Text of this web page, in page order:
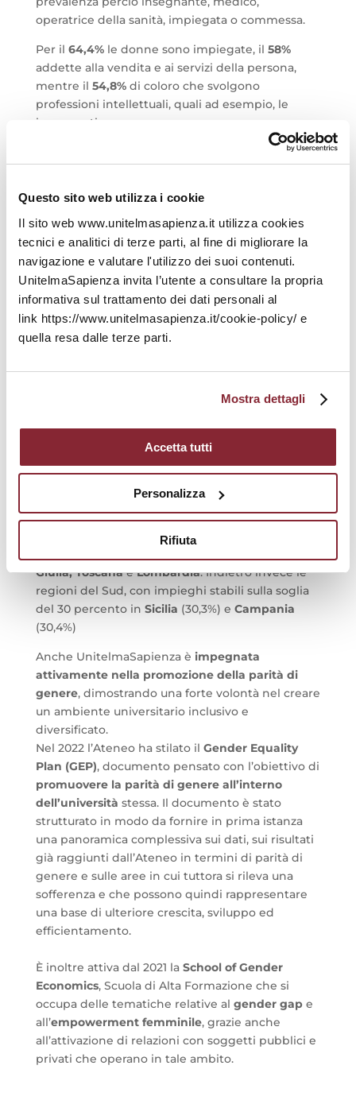
Questo sito web utilizza i cookie
Il sito web www.unitelmasapienza.it utilizza cookies
tecnici e analitici di terze parti, al fine di migliorare la
navigazione e valutare l'utilizzo dei suoi contenuti.
UnitelmaSapienza invita l’utente a consultare la propria
informativa sul trattamento dei dati personali al
link https://www.unitelmasapienza.it/cookie-policy/ e
quella resa dalle terze parti.
Mostra dettagli
Accetta tutti
Personalizza
Rifiuta
operatrice della sanità, impiegata o commessa.
Per il 64,4%le donne sono impiegate, il 58%
addette alla vendita e ai servizi della persona,
mentre il 54,8%di coloro che svolgono
professioni intellettuali, quali ad esempio, le
insegnanti.
essere un settore in calo del 2% rispetto al 2022;
indeterminato, mentre il14,5%ha un impiego
determinato(a fronte dell’11,7% lato maschile), e
il lavoro part-time è svolto dal 31% delle donne
impiegate, a fronte del 9% maschile, dovuti
spesso alla necessità di conciliare il lavoro fuori
casa con l’accudimento della famiglia. Di fatti, le
regioni con il maggior tasso di occupazione
come ha illustrato in un recente intervento la
Leone Moressa.
Sempre secondo l’ISTAT, lavora una donna su
una maggiore percentuale di impiego nelle
regioni del Centro-Nord, con picchi d’impiego
Trentino-Alto Adige(66.3%) e un tasso medio
Giulia, ToscanaeLombardia. Indietro invece le
regioni del Sud, con impieghi stabili sulla soglia
del 30 percento in Sicilia (30,3%) e Campania
(30,4%)
Anche UnitelmaSapienza è impegnata
attivamente nella promozione della parità di
genere, dimostrando una forte volontà nel creare
un ambiente universitario inclusivo e
diversificato.
Nel 2022 l’Ateneo ha stilato il Gender Equality
Plan (GEP), documento pensato con l’obiettivo di
promuovere la parità di genere all’interno
dell’università stessa. Il documento è stato
strutturato in modo da fornire in prima istanza
una panoramica complessiva sui dati, sui risultati
già raggiunti dall’Ateneo in termini di parità di
genere e sulle aree in cui tuttora si rileva una
sofferenza e che possono quindi rappresentare
una base di ulteriore crescita, sviluppo ed
efficientamento.
È inoltre attiva dal 2021 la School of Gender
Economics, Scuola di Alta Formazione che si
occupa delle tematiche relative al gender gape
all’empowerment femminile, grazie anche
all’attivazione di relazioni con soggetti pubblici e
privati che operano in tale ambito.